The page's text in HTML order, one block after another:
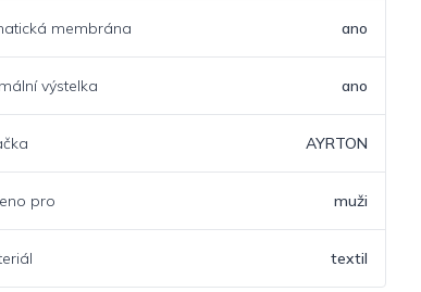
membrána ano
výstelka ano
AYRTON
pro muži
textil